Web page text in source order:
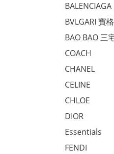
BALENCIAGA
BVLGARI 寶
BAO BAO 三
COACH
CHANEL
CELINE
CHLOE
DIOR
Essentials
FENDI